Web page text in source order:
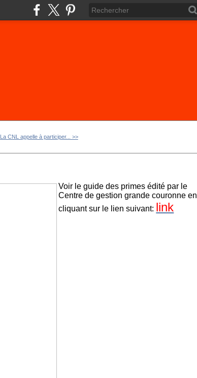
La CNL appelle à participer... >>
Voir le guide des primes édité par le
Centre de gestion grande couronne en
cliquant sur le lien suivant: link